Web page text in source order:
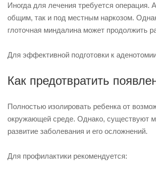
Иногда для лечения требуется операция.
общим, так и под местным наркозом.
глоточная миндалина может продолжить
Для эффективной подготовки к
Как предотвратить
Полностью изолировать ребенка от
окружающей среде. Однако, существуют
развитие заболевания и его осложнений.
Для профилактики рекомендуется: